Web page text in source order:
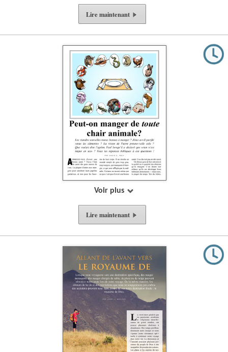
Liremaintenant
Voir plus
Liremaintenant